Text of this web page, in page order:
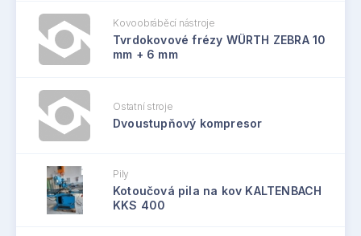
Kovoobráběcí nástroje
Tvrdokovové frézy WÜRTH ZEBRA 10
mm + 6 mm
Ostatní stroje
Dvoustupňový kompresor
Pily
Kotoučová pila na kov KALTENBACH
KKS 400